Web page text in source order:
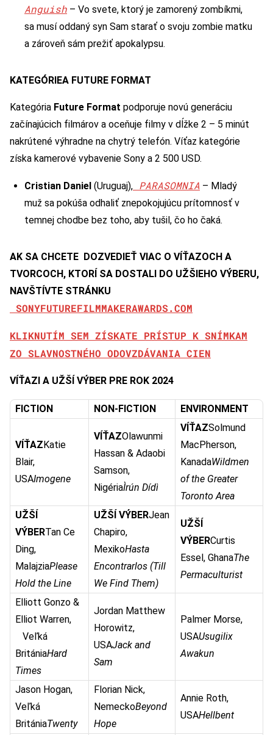
Anguish – Vo svete, ktorý je zamorený zombíkmi,
sa musí oddaný syn Sam starať o svoju zombie matku
a zároveň sám prežiť apokalypsu.
KATEGÓRIEA FUTURE FORMAT
Kategória Future Format podporuje novú generáciu
začínajúcich filmárov a oceňuje filmy v dĺžke 2 – 5 minút
nakrútené výhradne na chytrý telefón. Víťaz kategórie
získa kamerové vybavenie Sony a 2 500 USD.
Cristian Daniel (Uruguaj), PARASOMNIA – Mladý
muž sa pokúša odhaliť znepokojujúcu prítomnosť v
temnej chodbe bez toho, aby tušil, čo ho čaká.
AK SA CHCETE DOZVEDIEŤ VIAC O VÍŤAZOCH A
TVORCOCH, KTORÍ SA DOSTALI DO UŽŠIEHO VÝBERU,
NAVŠTÍVTE STRÁNKU
SONYFUTUREFILMMAKERAWARDS.COM
KLIKNUTÍM SEM ZÍSKATE PRÍSTUP K SNÍMKAM
ZO SLAVNOSTNÉHO ODOVZDÁVANIA CIEN
VÍŤAZI A UŽŠÍ VÝBER PRE ROK 2024
FICTION NON-FICTION ENVIRONMENT
VÍŤAZKatie
Blair,
USAImogene
VÍŤAZOlawunmi
Hassan & Adaobi
Samson,
NigériaÌrún Dídì
VÍŤAZSolmund
MacPherson,
KanadaWildmen
of the Greater
Toronto Area
UŽŠÍ
VÝBERTan Ce
Ding,
MalajziaPlease
Hold the Line
UŽŠÍ VÝBERJean
Chapiro,
MexikoHasta
Encontrarlos (Till
We Find Them)
UŽŠÍ
VÝBERCurtis
Essel, GhanaThe
Permaculturist
Elliott Gonzo &
Elliot Warren,
Veľká
BritániaHard
Times
Jordan Matthew
Horowitz,
USAJack and
Sam
Palmer Morse,
USAUsugilix
Awakun
Jason Hogan,
Veľká
BritániaTwenty
Florian Nick,
NemeckoBeyond
Hope
Annie Roth,
USAHellbent